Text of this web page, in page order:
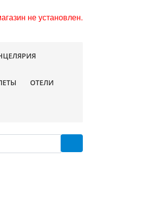
не установлен.
ОТЕЛИ